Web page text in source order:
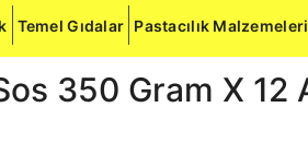
Temel Gıdalar Pastacılık Malzemeleri
350 Gram X 12